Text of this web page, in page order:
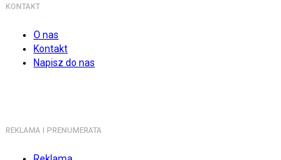
KONTAKT
O nas
Kontakt
Napisz do nas
REKLAMA I PRENUMERATA